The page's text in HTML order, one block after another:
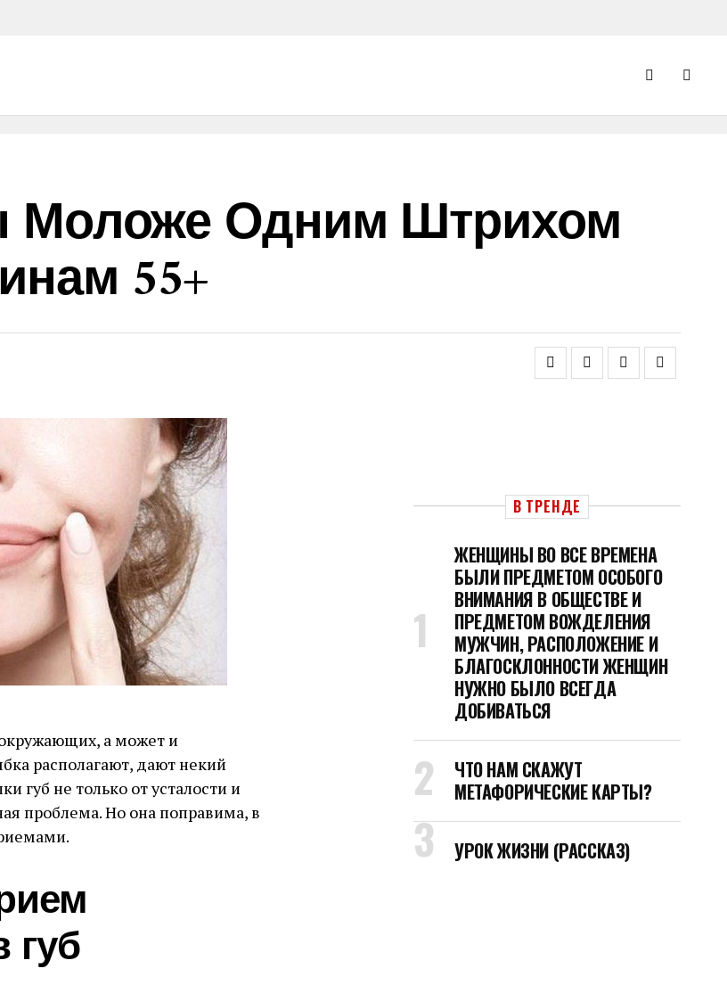
Моложе Одним Штрихом
55+
а может и
располагают, дают некий
губ не только от усталости и
проблема. Но она поправима, в
губ
В ТРЕНДЕ
ЖЕНЩИНЫ ВО ВСЕ ВРЕМЕНА
БЫЛИ ПРЕДМЕТОМ ОСОБОГО
ВНИМАНИЯ В ОБЩЕСТВЕ И
ПРЕДМЕТОМ ВОЖДЕЛЕНИЯ
МУЖЧИН, РАСПОЛОЖЕНИЕ И
БЛАГОСКЛОННОСТИ ЖЕНЩИН
НУЖНО БЫЛО ВСЕГДА
ДОБИВАТЬСЯ
ЧТО НАМ СКАЖУТ
МЕТАФОРИЧЕСКИЕ КАРТЫ?
УРОК ЖИЗНИ (РАССКАЗ)